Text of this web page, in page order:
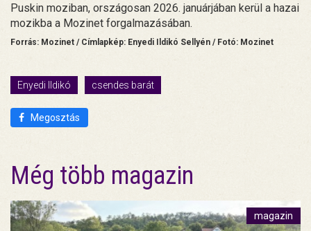
Puskin moziban, országosan 2026. januárjában kerül a hazai
mozikba a Mozinet forgalmazásában.
Forrás: Mozinet / Címlapkép: Enyedi Ildikó Sellyén / Fotó: Mozinet
Enyedi Ildikó csendes barát
Megosztás
Még több magazin
magazin